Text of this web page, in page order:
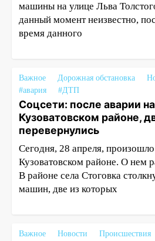
машины на улице Льва
данный момент неизвестно,
время данного
Важное Дорожная обстановка
#авария
#ДТП
Соцсети: после аварии
Кузоватовском районе,
перевернулись
Сегодня, 28 апреля,
Кузоватовском районе. О нем
В районе села Стоговка
машин, две из которых
Важное Новости Происшествия